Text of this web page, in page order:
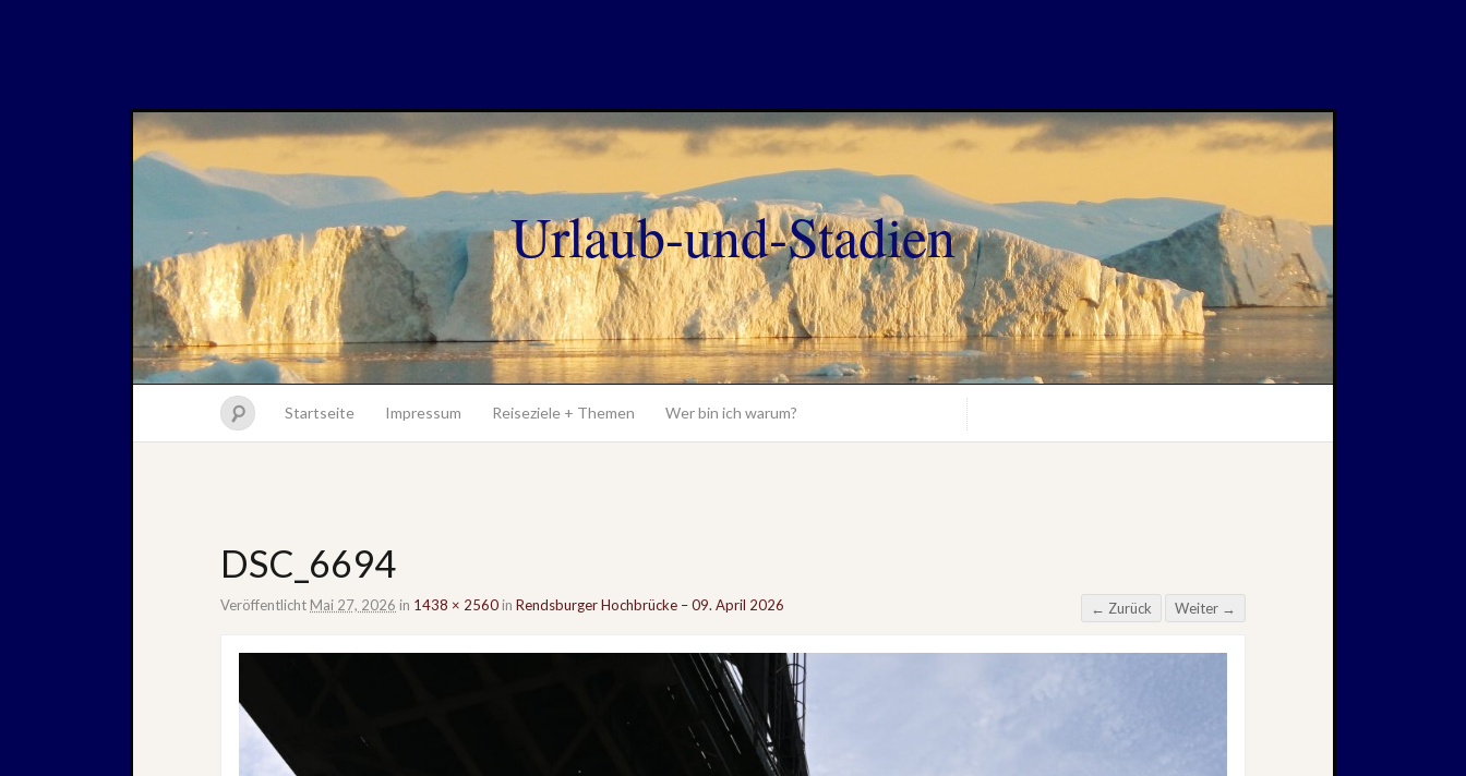
Urlaub-und-Stadien
Startseite Impressum Reiseziele + Themen Wer bin ich warum?
DSC_6694
Veröffentlicht Mai 27, 2026 in 1438 × 2560 in Rendsburger Hochbrücke – 09. April 2026 ← Zurück Weiter →